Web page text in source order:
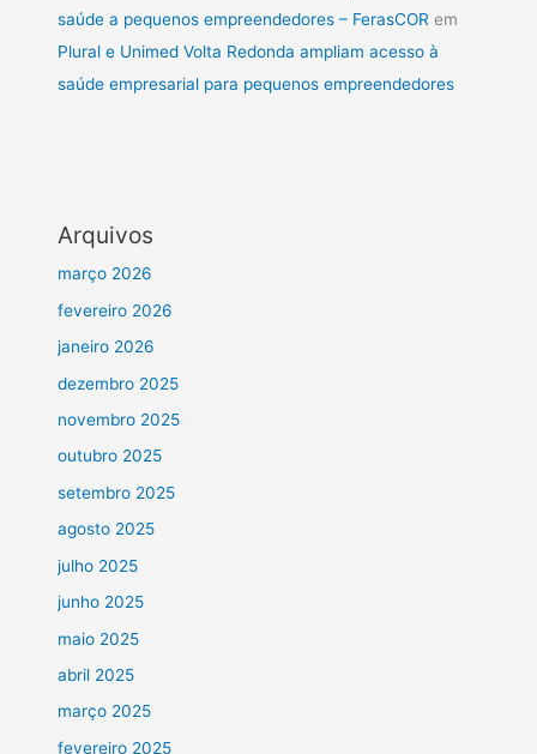
saúde a pequenos empreendedores – FerasCOR em
Plural e Unimed Volta Redonda ampliam acesso à
saúde empresarial para pequenos empreendedores
Arquivos
março 2026
fevereiro 2026
janeiro 2026
dezembro 2025
novembro 2025
outubro 2025
setembro 2025
agosto 2025
julho 2025
junho 2025
maio 2025
abril 2025
março 2025
fevereiro 2025